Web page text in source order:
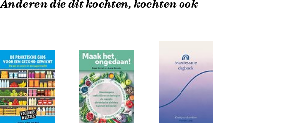
Anderen die dit kochten, kochten ook